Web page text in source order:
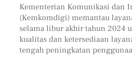
Kementerian Komunikasi dan
(Kemkomdigi) memantau
selama libur akhir tahun 2024
kualitas dan ketersediaan
tengah peningkatan